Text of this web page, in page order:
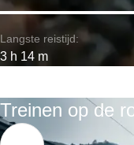
Langste reistijd:
3 h 14 m
Treinen op de